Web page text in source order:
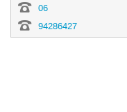
06
94286427